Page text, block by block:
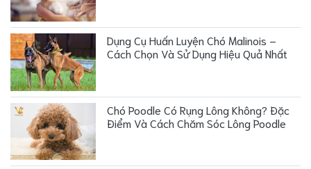
Dụng Cụ Huấn Luyện Chó Malinois –
Cách Chọn Và Sử Dụng Hiệu Quả Nhất
Chó Poodle Có Rụng Lông Không? Đặc
Điểm Và Cách Chăm Sóc Lông Poodle